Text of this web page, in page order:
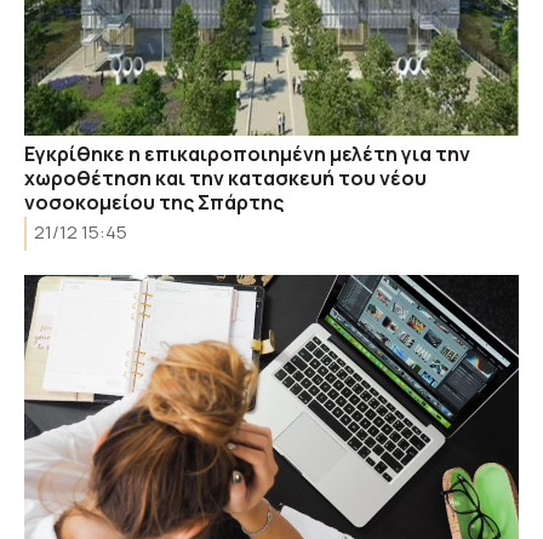
Εγκρίθηκε η επικαιροποιημένη μελέτη για την
χωροθέτηση και την κατασκευή του νέου
νοσοκομείου της Σπάρτης
21/12 15:45